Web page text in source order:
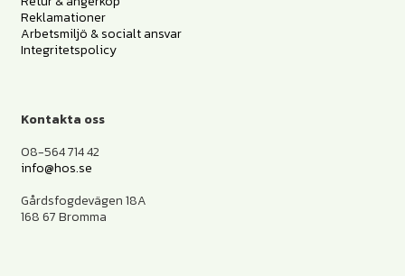
Reklamationer
Arbetsmiljö & socialt ansvar
Integritetspolicy
Kontakta oss
08-564 714 42
info@hos.se
Gårdsfogdevägen 18A
168 67 Bromma